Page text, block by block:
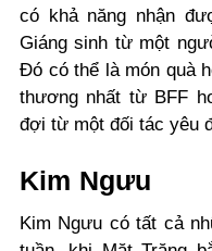
có khả năng nhận
Giáng sinh từ một
Đó có thể là món quà
thương nhất từ BFF
đợi từ một đối tác yêu
Kim Ngưu
Kim Ngưu có tất cả